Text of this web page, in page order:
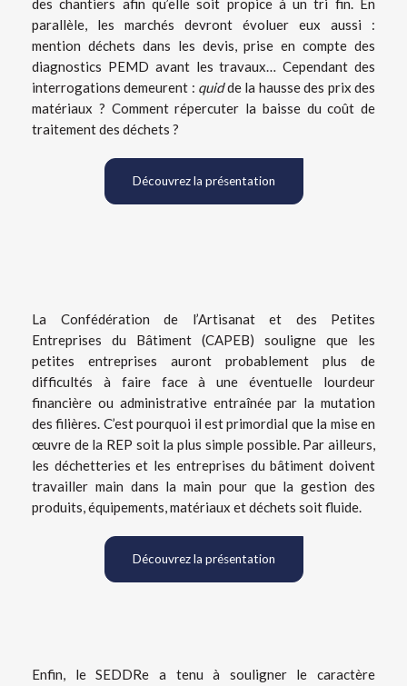
des chantiers afin qu’elle soit propice à un tri fin. En
parallèle, les marchés devront évoluer eux aussi :
mention déchets dans les devis, prise en compte des
diagnostics PEMD avant les travaux… Cependant des
interrogations demeurent : quidde la hausse des prix des
matériaux ? Comment répercuter la baisse du coût de
traitement des déchets ?
Découvrez la présentation
La Confédération de l’Artisanat et des Petites
Entreprises du Bâtiment (CAPEB) souligne que les
petites entreprises auront probablement plus de
difficultés à faire face à une éventuelle lourdeur
financière ou administrative entraînée par la mutation
des filières. C’est pourquoi il est primordial que la mise en
œuvre de la REP soit la plus simple possible. Par ailleurs,
les déchetteries et les entreprises du bâtiment doivent
travailler main dans la main pour que la gestion des
produits, équipements, matériaux et déchets soit fluide.
Découvrez la présentation
Enfin, le SEDDRe a tenu à souligner le caractère